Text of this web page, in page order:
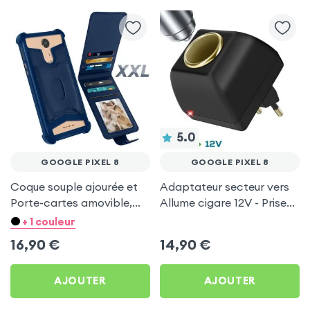
GOOGLE PIXEL 8
Coque souple ajourée et
Porte-cartes amovible,
avec languette
Google Pixel 8
+ 1 couleur
16,90 €
AJOUTER
5.0
GOOGLE PIXEL 8
Adaptateur secteur vers
Allume cigare 12V - Prise
14,90 €
AJOUTER